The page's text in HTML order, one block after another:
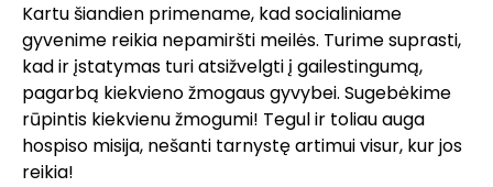
Kartu šiandien primename, kad socialiniame
gyvenime reikia nepamiršti meilės. Turime suprasti,
kad ir įstatymas turi atsižvelgti į gailestingumą,
pagarbą kiekvieno žmogaus gyvybei. Sugebėkime
rūpintis kiekvienu žmogumi! Tegul ir toliau auga
hospiso misija, nešanti tarnystę artimui visur, kur jos
reikia!